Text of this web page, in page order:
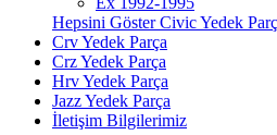
Hepsini Göster Civic Yedek
Crv Yedek Parça
Crz Yedek Parça
Hrv Yedek Parça
Jazz Yedek Parça
İletişim Bilgilerimiz